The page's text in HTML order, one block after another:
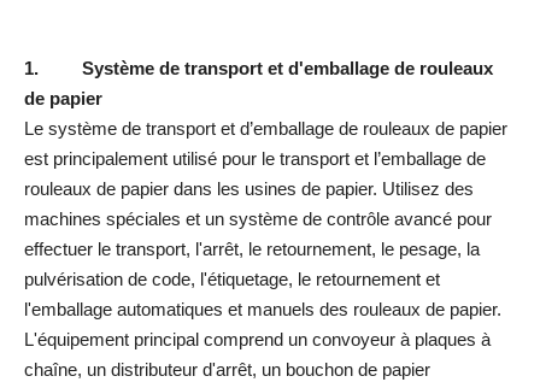
1. Système de transport et d'emballage de rouleaux
de papier
Le système de transport et d’emballage de rouleaux de papier
est principalement utilisé pour le transport et l’emballage de
rouleaux de papier dans les usines de papier. Utilisez des
machines spéciales et un système de contrôle avancé pour
effectuer le transport, l'arrêt, le retournement, le pesage, la
pulvérisation de code, l'étiquetage, le retournement et
l'emballage automatiques et manuels des rouleaux de papier.
L'équipement principal comprend un convoyeur à plaques à
chaîne, un distributeur d'arrêt, un bouchon de papier